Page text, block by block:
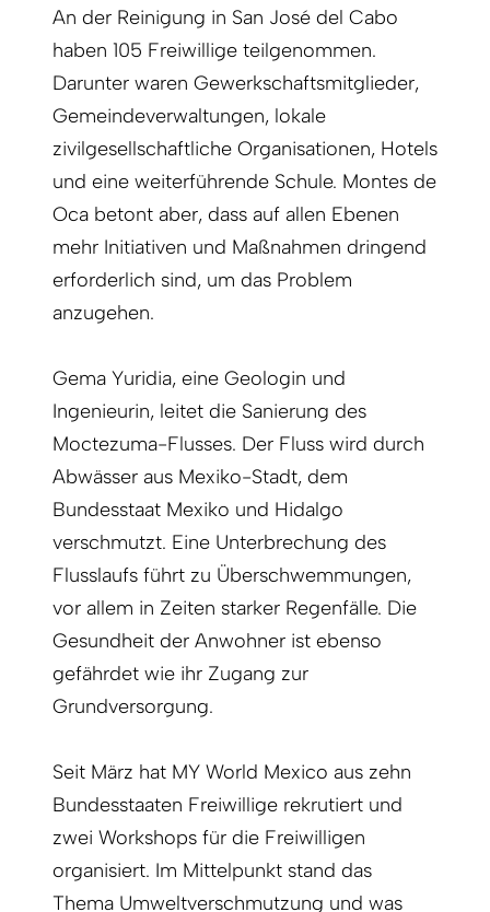
An der Reinigung in San José del Cabo
haben 105 Freiwillige teilgenommen.
Darunter waren Gewerkschaftsmitglieder,
Gemeindeverwaltungen, lokale
zivilgesellschaftliche Organisationen, Hotels
und eine weiterführende Schule. Montes de
Oca betont aber, dass auf allen Ebenen
mehr Initiativen und Maßnahmen dringend
erforderlich sind, um das Problem
anzugehen.
Gema Yuridia, eine Geologin und
Ingenieurin, leitet die Sanierung des
Moctezuma-Flusses. Der Fluss wird durch
Abwässer aus Mexiko-Stadt, dem
Bundesstaat Mexiko und Hidalgo
verschmutzt. Eine Unterbrechung des
Flusslaufs führt zu Überschwemmungen,
vor allem in Zeiten starker Regenfälle. Die
Gesundheit der Anwohner ist ebenso
gefährdet wie ihr Zugang zur
Grundversorgung.
Seit März hat MY World Mexico aus zehn
Bundesstaaten Freiwillige rekrutiert und
zwei Workshops für die Freiwilligen
organisiert. Im Mittelpunkt stand das
Thema Umweltverschmutzung und was